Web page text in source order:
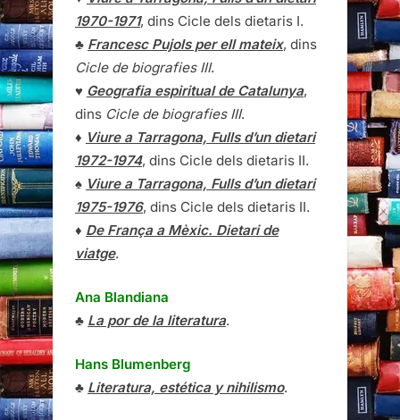
1970-1971, dins Cicle dels dietaris I.
♣ Francesc Pujols per ell mateix, dins
Cicle de biografies III.
♥ Geografia espiritual de Catalunya,
dins Cicle de biografies III.
♦ Viure a Tarragona, Fulls d’un dietari
1972-1974, dins Cicle dels dietaris II.
♠ Viure a Tarragona, Fulls d’un dietari
1975-1976, dins Cicle dels dietaris II.
♦ De França a Mèxic. Dietari de
viatge.
Ana Blandiana
♣ La por de la literatura.
Hans Blumenberg
♣ Literatura, estética y nihilismo.